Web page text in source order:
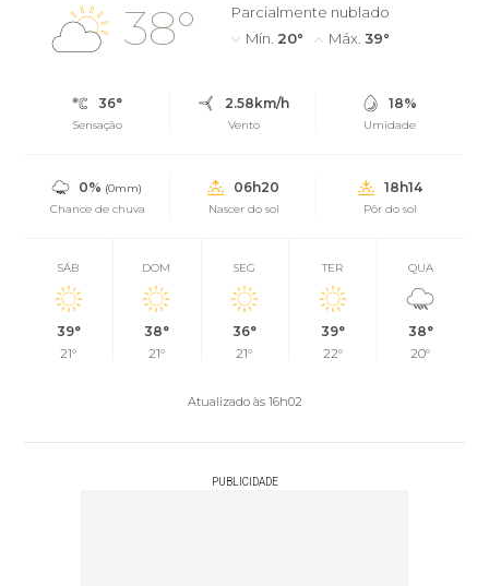
38°
Parcialmente nublado
Mín. 20° Máx. 39°
36°
Sensação
2.58km/h
Vento
18%
Umidade
0% (0mm)
Chance de chuva
06h20
Nascer do sol
18h14
Pôr do sol
SÁB
39°
21°
DOM
38°
21°
SEG
36°
21°
TER
39°
22°
QUA
38°
20°
Atualizado às 16h02
PUBLICIDADE